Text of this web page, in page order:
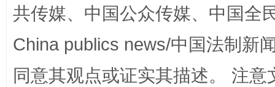
解纷+调解+退费，一次搞定
共传媒、中国公众传媒、中国全
China publics news/中国法制新
同意其观点或证实其描述。 注